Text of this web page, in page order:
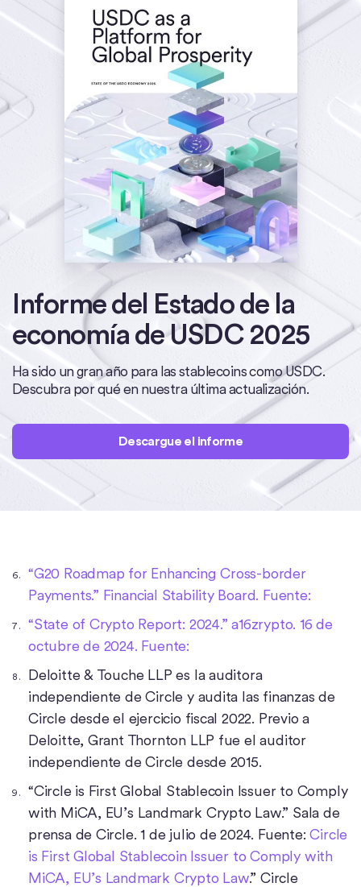
Informe del Estado de la
economía de USDC 2025
Ha sido un gran año para las stablecoins como USDC.
Descubra por qué en nuestra última actualización.
Descargue el informe
“G20 Roadmap for Enhancing Cross-border
Payments.” Financial Stability Board. Fuente:
“State of Crypto Report: 2024.” a16zrypto. 16 de
octubre de 2024. Fuente:
Deloitte & Touche LLP es la auditora
independiente de Circle y audita las finanzas de
Circle desde el ejercicio fiscal 2022. Previo a
Deloitte, Grant Thornton LLP fue el auditor
independiente de Circle desde 2015.
“Circle is First Global Stablecoin Issuer to Comply
with MiCA, EU’s Landmark Crypto Law.” Sala de
prensa de Circle. 1 de julio de 2024. Fuente:Circle
is First Global Stablecoin Issuer to Comply with
MiCA, EU’s Landmark Crypto Law.” Circle